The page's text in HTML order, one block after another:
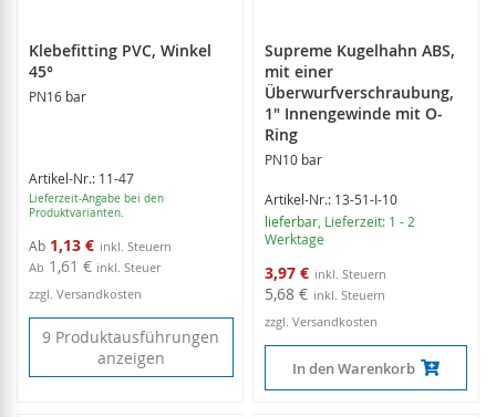
Klebefitting PVC, Winkel
45°
PN16 bar
Artikel-Nr.: 11-47
Lieferzeit-Angabe bei den
Produktvarianten.
Ab 1,13 €
Ab 1,61 € inkl. Steuer
zzgl. Versandkosten
9 Produktausführungen
anzeigen
Supreme Kugelhahn ABS,
mit einer
Überwurfverschraubung,
1" Innengewinde mit O-
Ring
PN10 bar
Artikel-Nr.: 13-51-I-10
lieferbar , Lieferzeit: 1 - 2
Werktage
Sonderangebot
3,97 €
5,68 €
zzgl. Versandkosten
In den Warenkorb